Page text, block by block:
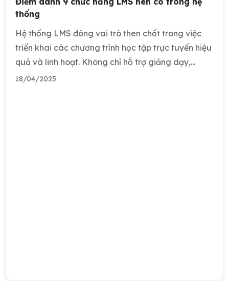
thống
Hệ thống LMS đóng vai trò then chốt trong việc
triển khai các chương trình học tập trực tuyến hiệu
quả và linh hoạt. Không chỉ hỗ trợ giảng dạy,...
18/04/2025